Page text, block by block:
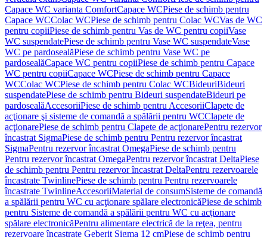
Capace WC varianta ComfortCapace WCPiese de schimb pentru
Capace WCColac WCPiese de schimb pentru Colac WCVas de WC
pentru copiiPiese de schimb pentru Vas de WC pentru copiiVase
WC suspendatePiese de schimb pentru Vase WC suspendateVase
WC pe pardosealăPiese de schimb pentru Vase WC pe
pardosealăCapace WC pentru copiiPiese de schimb pentru Capace
WC pentru copiiCapace WCPiese de schimb pentru Capace
WCColac WCPiese de schimb pentru Colac WCBideuriBideuri
suspendatePiese de schimb pentru Bideuri suspendateBideuri pe
pardosealăAccesoriiPiese de schimb pentru AccesoriiClapete de
acţionare şi sisteme de comandă a spălării pentru WCClapete de
acţionarePiese de schimb pentru Clapete de acţionarePentru rezervor
încastrat SigmaPiese de schimb pentru Pentru rezervor încastrat
SigmaPentru rezervor încastrat OmegaPiese de schimb pentru
Pentru rezervor încastrat OmegaPentru rezervor încastrat DeltaPiese
de schimb pentru Pentru rezervor încastrat DeltaPentru rezervoarele
încastrate TwinlinePiese de schimb pentru Pentru rezervoarele
încastrate TwinlineAccesoriiMaterial de consumSisteme de comandă
a spălării pentru WC cu acţionare spălare electronicăPiese de schimb
pentru Sisteme de comandă a spălării pentru WC cu acţionare
spălare electronicăPentru alimentare electrică de la reţea, pentru
rezervoare încastrate Geberit Sigma 12 cmPiese de schimb pentru